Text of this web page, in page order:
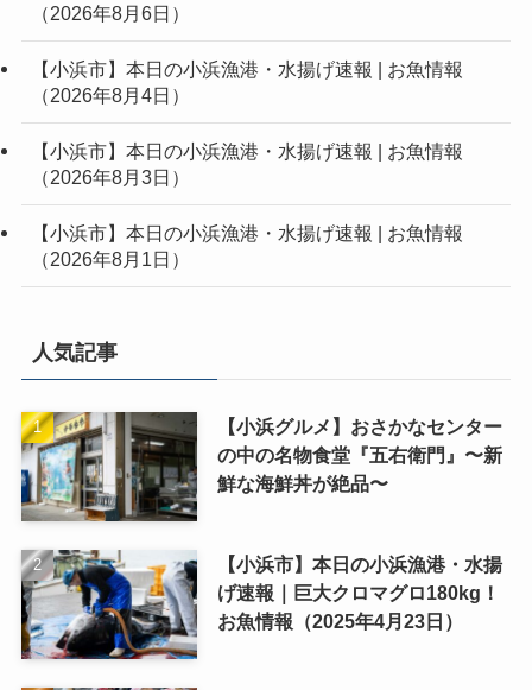
（2026年8月6日）
【小浜市】本日の小浜漁港・水揚げ速報 | お魚情報
（2026年8月4日）
【小浜市】本日の小浜漁港・水揚げ速報 | お魚情報
（2026年8月3日）
【小浜市】本日の小浜漁港・水揚げ速報 | お魚情報
（2026年8月1日）
人気記事
【小浜グルメ】おさかなセンター
の中の名物食堂『五右衛門』〜新
鮮な海鮮丼が絶品〜
【小浜市】本日の小浜漁港・水揚
げ速報｜巨大クロマグロ180kg！
お魚情報（2025年4月23日）